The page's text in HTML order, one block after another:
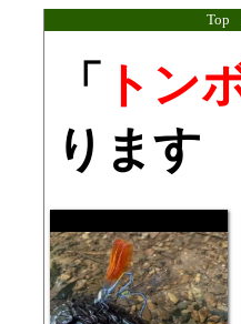
Top
「 トン
ります